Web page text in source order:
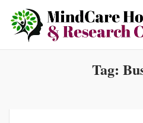
content
Tag: